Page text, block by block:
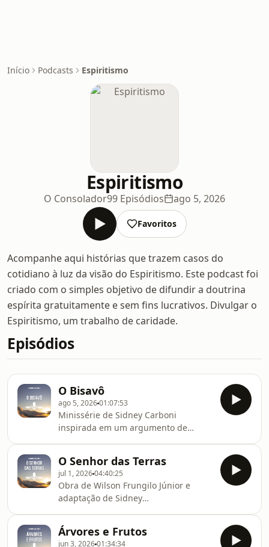
Início Podcasts Espiritismo
Espiritismo
O Consolador99 Episódios ago 5, 2026
Favoritos
Acompanhe aqui histórias que trazem casos do
cotidiano à luz da visão do Espiritismo. Este podcast foi
criado com o simples objetivo de difundir a doutrina
espírita gratuitamente e sem fins lucrativos. Divulgar o
Espiritismo, um trabalho de caridade.
Episódios
O Bisavô
ago 5, 202601:07:53
Minissérie de Sidney Carboni
inspirada em um argumento de
Nova de Sorocaba - Emissora da
Fundação Espírita André Luiz (FEAL).
Ajude o espiritismo a alcançar mais
pessoas. Com um simples gesto você
pode fazer a diferença na sociedade e
ajudar a FEAL a construir um planeta
melhor. Ao se tornar sócio do Clube
O Senhor das Terras
jul 1, 202604:40:25
Obra de Wilson Frungilo Júnior e
adaptação de Sidney
dramaturgia da Rádio Boa Nova de
Sorocaba - Emissora da Fundação
Árvores e Frutos
jun 3, 202601:34:34